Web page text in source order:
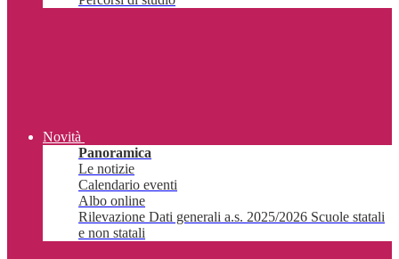
Novità
Panoramica
Le notizie
Calendario eventi
Albo online
Rilevazione Dati generali a.s. 2025/2026 Scuole statali
e non statali